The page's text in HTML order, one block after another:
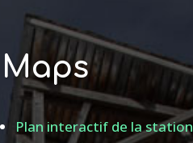
Maps
Plan interactif de la station